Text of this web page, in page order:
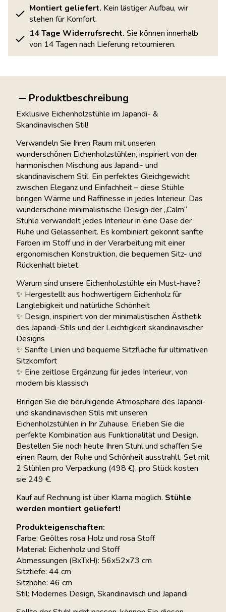
Montiert geliefert. Kein lästiger Aufbau, wir
stehen für Komfort.
14 Tage Widerrufsrecht. Sie können innerhalb
von 14 Tagen nach Lieferung retournieren.
Produktbeschreibung
Exklusive Eichenholzstühle im Japandi- &
Skandinavischen Stil!
Verwandeln Sie Ihren Raum mit unseren
wunderschönen Eichenholzstühlen, inspiriert von der
harmonischen Mischung aus Japandi- und
skandinavischem Stil. Ein perfektes Gleichgewicht
zwischen Eleganz und Einfachheit – diese Stühle
bringen Wärme und Raffinesse in jedes Interieur. Das
wunderschöne minimalistische Design der „Calm“
Stühle verwandelt jedes Interieur in eine Oase der
Ruhe und Gelassenheit. Es kombiniert gekonnt sanfte
Farben im Stoff und in der Verarbeitung mit einer
ergonomischen Konstruktion, die bequemen Sitz- und
Rückenhalt bietet.
Warum sind unsere Eichenholzstühle ein Must-have?
✨ Hergestellt aus hochwertigem Eichenholz für
Langlebigkeit und natürliche Schönheit
✨ Design, inspiriert von der minimalistischen Ästhetik
des Japandi-Stils und der Leichtigkeit skandinavischer
Designs
✨ Sanfte Linien und bequeme Sitzfläche für ultimativen
Sitzkomfort
✨ Eine zeitlose Ergänzung für jedes Interieur, von
modern bis klassisch
Bringen Sie die beruhigende Atmosphäre des Japandi-
und skandinavischen Stils mit unseren
Eichenholzstühlen in Ihr Zuhause. Erleben Sie die
perfekte Kombination aus Funktionalität und Design.
Bestellen Sie noch heute Ihren Stuhl und schaffen Sie
einen Raum, der Ruhe und Schönheit ausstrahlt. Set mit
2 Stühlen pro Verpackung (498 €), pro Stück kosten
sie 249 €.
Kauf auf Rechnung ist über Klarna möglich. Stühle
werden montiert geliefert!
Produkteigenschaften:
Farbe: Geöltes rosa Holz und rosa Stoff
Material: Eichenholz und Stoff
Abmessungen (BxTxH): 56x52x73 cm
Sitztiefe: 44 cm
Sitzhöhe: 46 cm
Stil: Modernes Design, Skandinavisch und Japandi